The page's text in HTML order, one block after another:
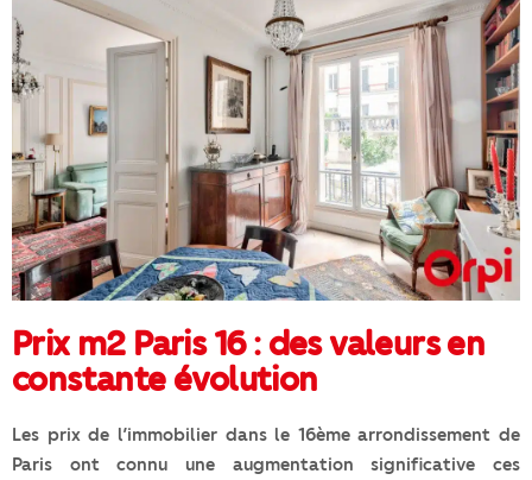
Prix m2 Paris 16 : des valeurs en
constante évolution
Les prix de l’immobilier dans le 16ème arrondissement de
Paris ont connu une augmentation significative ces